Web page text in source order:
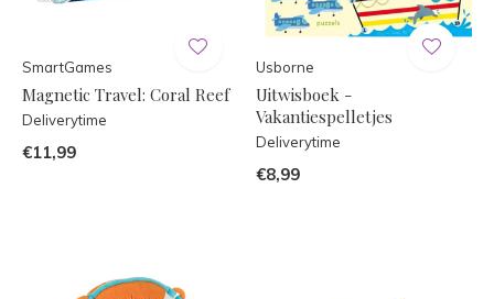
SmartGames
Magnetic Travel: Coral Reef
Deliverytime
€11,99
Usborne
Uitwisboek -
Vakantiespelletjes
Deliverytime
€8,99